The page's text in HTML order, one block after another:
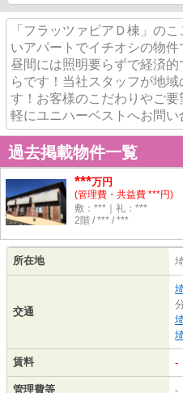
「フラッツァピアＤ棟」の
いアパートでイチオシの物件
昼間には照明要らずで経済
らです！当社スタッフが地
す！お客様のこだわりやご
軽にユニハーベストへお問
過去掲載物件一覧
***万円
(管理費・共益費 ***円)
敷：***｜礼：***
2階 / *** / ***
所在地
交通
賃料 -
管理費等 -